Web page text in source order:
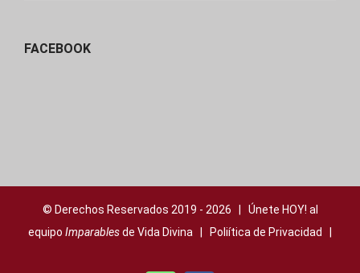
FACEBOOK
© Derechos Reservados 2019 - 2026 | Únete HOY! al
equipo Imparablesde Vida Divina | Poliítica de Privacidad